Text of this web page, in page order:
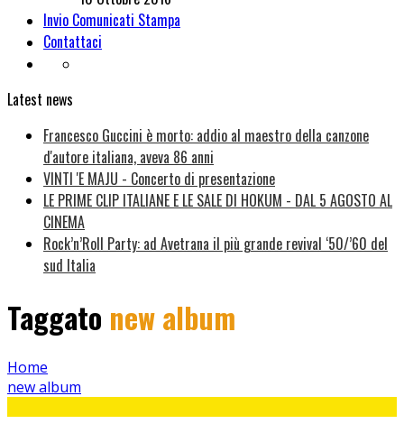
Invio Comunicati Stampa
Contattaci
Latest news
Francesco Guccini è morto: addio al maestro della canzone
d'autore italiana, aveva 86 anni
VINTI 'E MAJU - Concerto di presentazione
LE PRIME CLIP ITALIANE E LE SALE DI HOKUM - DAL 5 AGOSTO AL
CINEMA
Rock’n’Roll Party: ad Avetrana il più grande revival ‘50/’60 del
sud Italia
Taggato new album
Home
new album